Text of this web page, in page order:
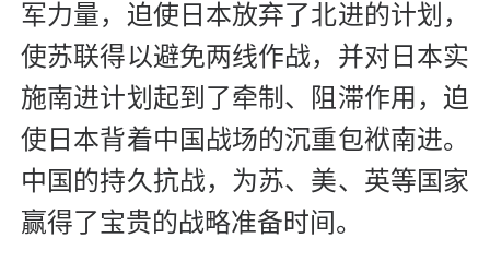
军力量，迫使日本放弃了北进的计划，
使苏联得以避免两线作战，并对日本实
施南进计划起到了牵制、阻滞作用，迫
使日本背着中国战场的沉重包袱南进。
中国的持久抗战，为苏、美、英等国家
赢得了宝贵的战略准备时间。